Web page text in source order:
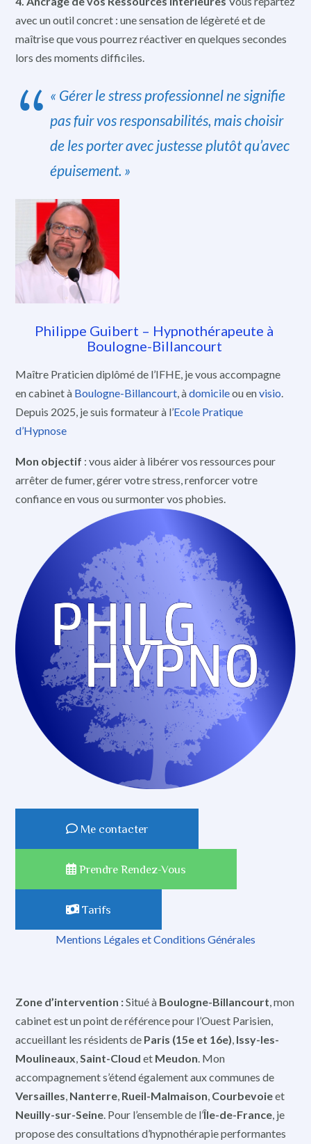
avec un outil concret : une sensation de légèreté et de
maîtrise que vous pourrez réactiver en quelques secondes
lors des moments difficiles.
« Gérer le stress professionnel ne signifie
pas fuir vos responsabilités, mais choisir
de les porter avec justesse plutôt qu’avec
épuisement. »
Philippe Guibert – Hypnothérapeute à
Boulogne-Billancourt
Maître Praticien diplômé de l’IFHE, je vous accompagne
en cabinet à Boulogne-Billancourt , àdomicileou envisio
Depuis 2025, je suis formateur à l’Ecole Pratique
d’Hypnose
Mon objectif : vous aider à libérer vos ressources pour
arrêter de fumer, gérer votre stress, renforcer votre
confiance en vous ou surmonter vos phobies.
Me contacter
Prendre Rendez-Vous
Tarifs
Mentions Légales et Conditions Générales
Zone d’intervention :Situé à Boulogne-Billancourt , mon
cabinet est un point de référence pour l’Ouest Parisien,
accueillant les résidents de Paris (15e et 16e) Issy-les-
Moulineaux Saint-Cloud et Meudon . Mon
accompagnement s’étend également aux communes de
Versailles Nanterre Rueil-Malmaison Courbevoieet
Neuilly-sur-Seine . Pour l’ensemble de l’Île-de-France , je
propose des consultations d’hypnothérapie performantes